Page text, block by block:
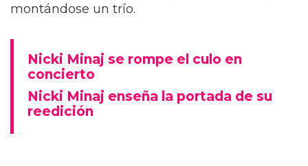
montándose un trío.
Nicki Minaj se rompe el culo en
concierto
Nicki Minaj enseña la portada de su
reedición